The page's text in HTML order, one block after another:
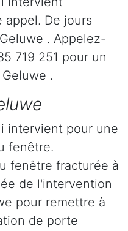
De jours
. Appelez-
719 251 pour un
.
intervient pour une
fenêtre.
fenêtre fracturée à
de l'intervention
pour remettre à
de porte